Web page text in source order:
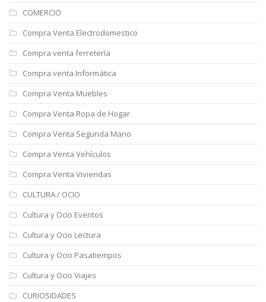
COMERCIO
Compra Venta Electrodomestico
Compra venta ferretería
Compra venta Informática
Compra Venta Muebles
Compra Venta Ropa de Hogar
Compra Venta Segunda Mano
Compra Venta Vehículos
Compra Venta Viviendas
CULTURA / OCIO
Cultura y Ocio Eventos
Cultura y Ocio Lectura
Cultura y Ocio Pasatiempos
Cultura y Ocio Viajes
CURIOSIDADES